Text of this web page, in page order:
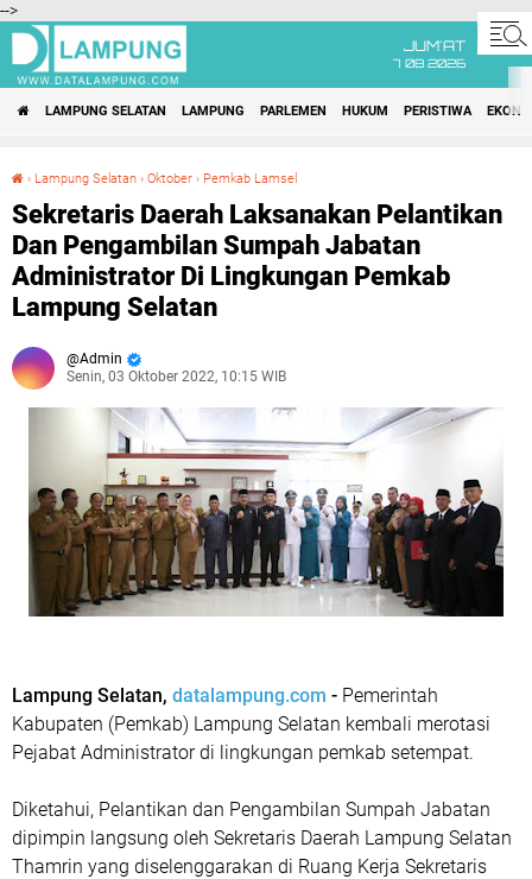
-->
JUM'AT
7 08 2026
LAMPUNG SELATAN LAMPUNG PARLEMEN HUKUM PERISTIWA
› Lampung Selatan › Oktober › Pemkab Lamsel
Sekretaris Daerah Laksanakan Pelantikan
Dan Pengambilan Sumpah Jabatan
Administrator Di Lingkungan Pemkab
Lampung Selatan
Admin
Senin, 03 Oktober 2022, 10:15 WIB
Lampung Selatan, datalampung.com - Pemerintah
Kabupaten (Pemkab) Lampung Selatan kembali merotasi
Pejabat Administrator di lingkungan pemkab setempat.
Diketahui, Pelantikan dan Pengambilan Sumpah Jabatan
dipimpin langsung oleh Sekretaris Daerah Lampung Selatan
Thamrin yang diselenggarakan di Ruang Kerja Sekretaris